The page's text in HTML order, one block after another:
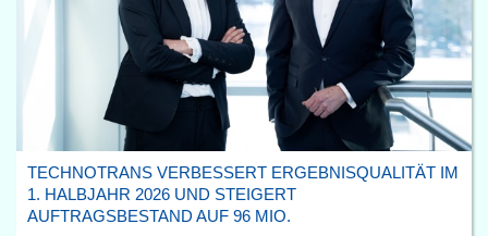
TECHNOTRANS VERBESSERT ERGEBNISQUALITÄT IM
1. HALBJAHR 2026 UND STEIGERT
AUFTRAGSBESTAND AUF 96 MIO.